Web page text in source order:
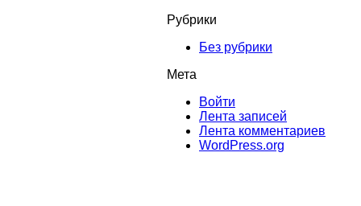
Рубрики
Без рубрики
Мета
Войти
Лента записей
Лента комментариев
WordPress.org